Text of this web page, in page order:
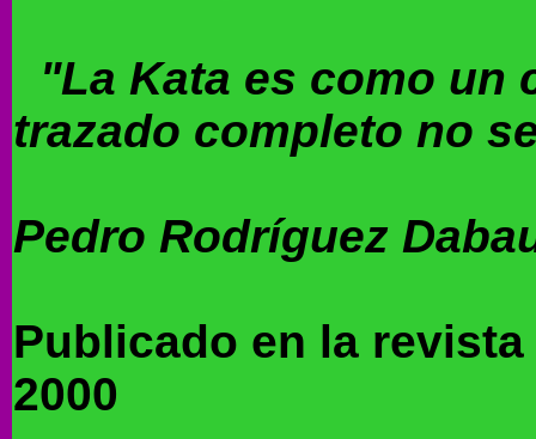
"La Kata es como un
trazado completo no
Pedro Rodríguez
Publicado en la
2000